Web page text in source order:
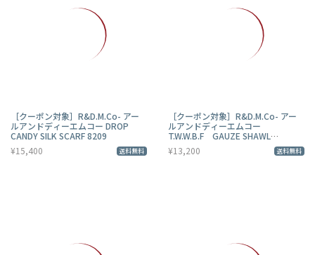
［クーポン対象］R&D.M.Co- アー
ルアンドディーエムコー DROP
CANDY SILK SCARF 8209
¥15,400
送料無料
［クーポン対象］R&D.M.Co- アー
ルアンドディーエムコー
T.W.W.B.F GAUZE SHAWL
NO.8109
¥13,200 送料無料